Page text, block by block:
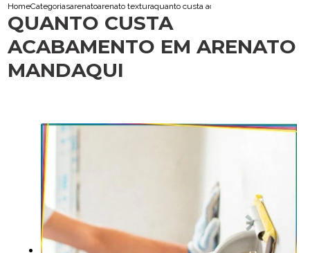
HomeCategoriasarenatoarenato texturaquanto custa acabamento em arenato
QUANTO CUSTA
ACABAMENTO EM ARENATO
MANDAQUI